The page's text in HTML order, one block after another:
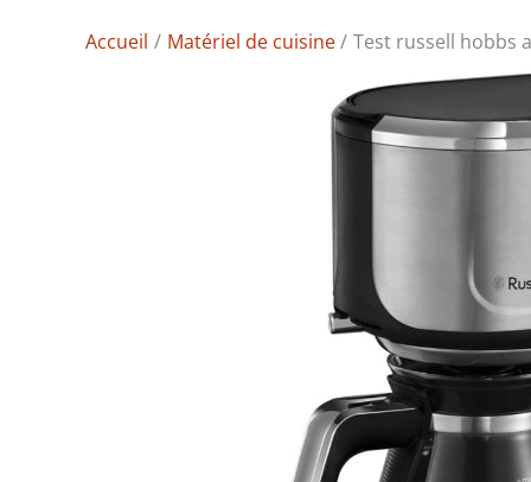
Accueil Matériel de cuisine Test russell hobbs